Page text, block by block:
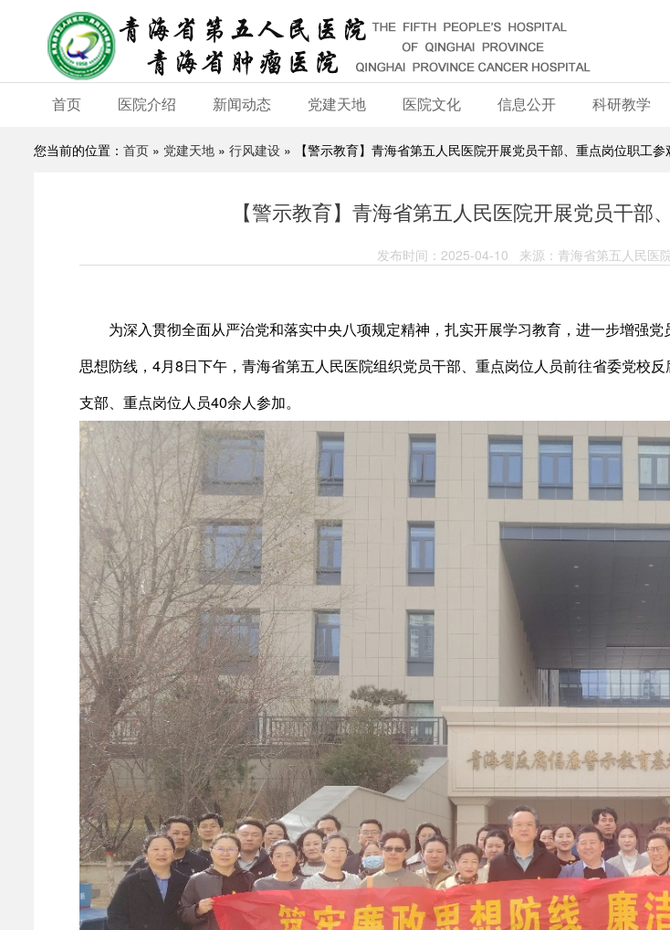
首页 医院介绍 新闻动态 党建天地 医院文化 信息公开 科研教学
您当前的位置： 首页 » 党建天地 » 行风建设 » 【警示教育】青海省第五人民医院开展党员干部、重点岗位职工
【警示教育】青海省第五人民医院开展党员干
发布时间：2025-04-10 来源：青海省第五人民医
为深入贯彻全面从严治党和落实中央八项规定精神，扎实开展学习教育，进一步增强
思想防线，4月8日下午，青海省第五人民医院组织党员干部、重点岗位人员前往省委党校
支部、重点岗位人员40余人参加。